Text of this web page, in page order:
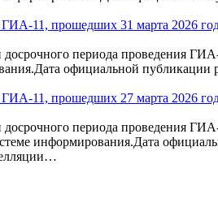
ГИА-11, прошедших 31 марта 2026
периода проведения
официальной публикации
ГИА-11, прошедших 27 марта 2026
периода проведения
информирования.Дата